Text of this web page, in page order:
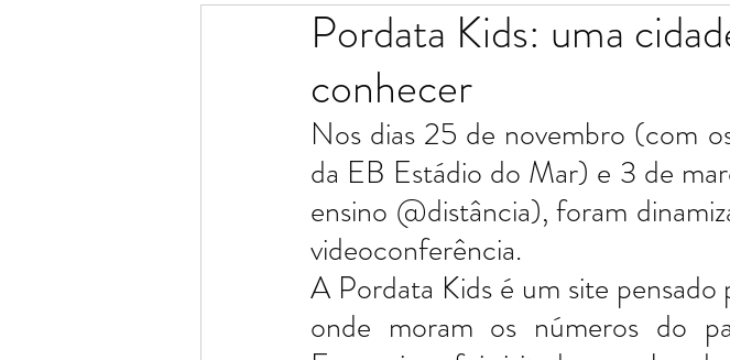
Desporto Escolar Clubes ebem ebpol
Pordata Kids: uma
conhecer
Nos dias 25 de novembro (com
da EB Estádio do Mar) e 3 de
ensino @distância), foram
videoconferência.
A Pordata Kids é um site pensado
onde moram os números do